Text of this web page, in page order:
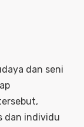
dan seni
dan individu